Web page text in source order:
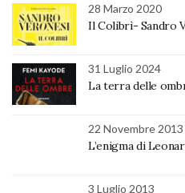
28 Marzo 2020
Il Colibrì- Sandro
31 Luglio 2024
La terra delle
22 Novembre 2013
L’enigma di
3 Luglio 2013